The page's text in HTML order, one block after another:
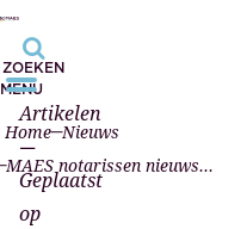
ZOEKEN
MENU
Home Nieuws
MAES notarissen nieuwsbrief Q3 2021
Artikelen
—
Geplaatst
op